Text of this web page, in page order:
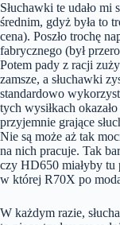
Słuchawki te udało
średnim, gdyż była to
cena). Poszło trochę
fabrycznego (był
Potem pady z racji
zamsze, a słuchawki
standardowo
tych wysiłkach
przyjemnie grające
Nie są może aż tak
na nich pracuje. Tak
czy HD650 miałyby tu
w której R70X po
W każdym razie,